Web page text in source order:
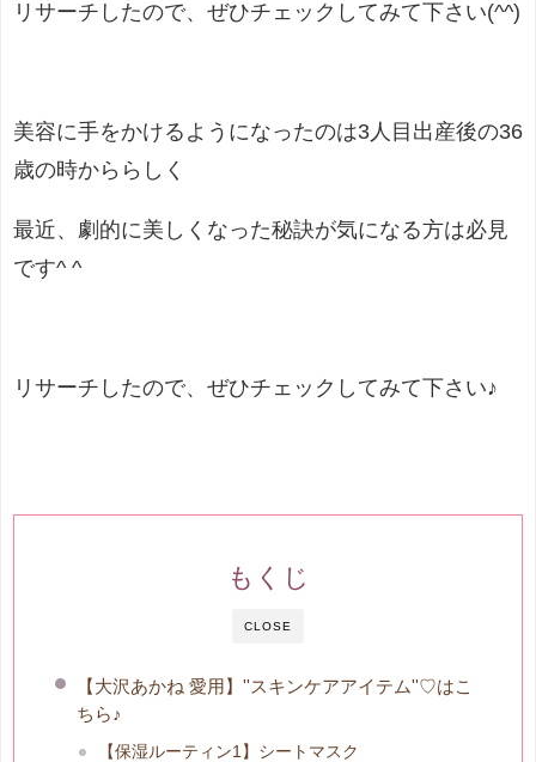
リサーチしたので、ぜひチェックしてみて下さい(^^)
美容に手をかけるようになったのは3人目出産後の36
歳の時かららしく
最近、劇的に美しくなった秘訣が気になる方は必見
です^ ^
リサーチしたので、ぜひチェックしてみて下さい♪
CLOSE
もくじ
【大沢あかね 愛用】''スキンケアアイテム''♡はこ
ちら♪
【保湿ルーティン1】シートマスク